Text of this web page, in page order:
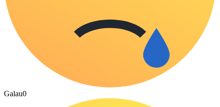
Galau0